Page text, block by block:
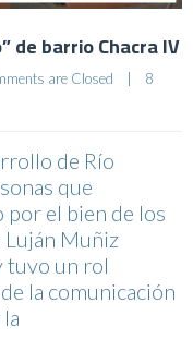
de barrio Chacra IV
are Closed |
8
de Río
que
el bien de los
Luján Muñiz
tuvo un rol
la comunicación